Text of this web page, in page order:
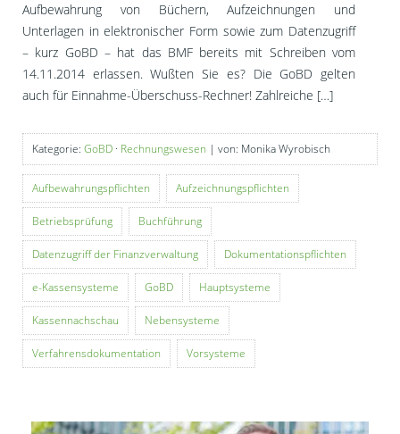
Aufbewahrung von Büchern, Aufzeichnungen und
Unterlagen in elektronischer Form sowie zum Datenzugriff
– kurz GoBD – hat das BMF bereits mit Schreiben vom
14.11.2014 erlassen. Wußten Sie es? Die GoBD gelten
auch für Einnahme-Überschuss-Rechner! Zahlreiche […]
Kategorie: GoBD · Rechnungswesen | von: Monika Wyrobisch
Aufbewahrungspflichten Aufzeichnungspflichten
Betriebsprüfung Buchführung
Datenzugriff der Finanzverwaltung Dokumentationspflichten
e-Kassensysteme GoBD Hauptsysteme
Kassennachschau Nebensysteme
Verfahrensdokumentation Vorsysteme